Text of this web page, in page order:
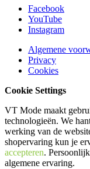
Facebook
YouTube
Instagram
Algemene
Privacy
Cookies
Cookie Settings
VT Mode maakt
technologieën. We
werking van de
shopervaring kun je
accepteren.
algemene ervaring.